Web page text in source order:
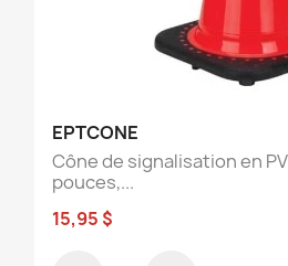
EPTCONE
Cône de signalisation en
pouces,...
15,95 $